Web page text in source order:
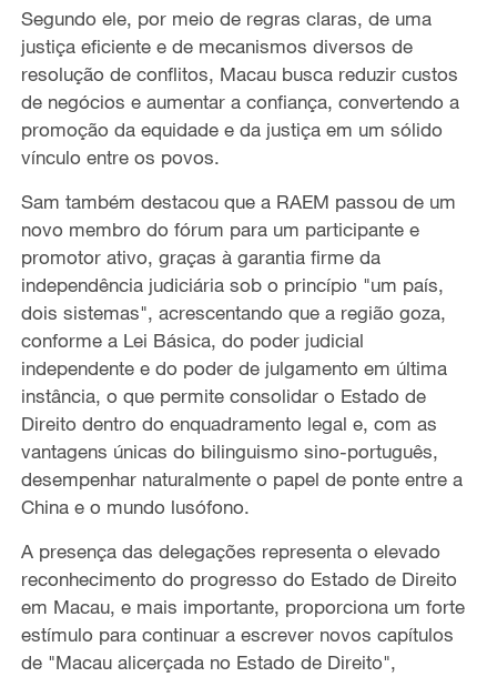
Segundo ele, por meio de regras claras, de uma
justiça eficiente e de mecanismos diversos de
resolução de conflitos, Macau busca reduzir custos
de negócios e aumentar a confiança, convertendo a
promoção da equidade e da justiça em um sólido
vínculo entre os povos.
Sam também destacou que a RAEM passou de um
novo membro do fórum para um participante e
promotor ativo, graças à garantia firme da
independência judiciária sob o princípio "um país,
dois sistemas", acrescentando que a região goza,
conforme a Lei Básica, do poder judicial
independente e do poder de julgamento em última
instância, o que permite consolidar o Estado de
Direito dentro do enquadramento legal e, com as
vantagens únicas do bilinguismo sino-português,
desempenhar naturalmente o papel de ponte entre a
China e o mundo lusófono.
A presença das delegações representa o elevado
reconhecimento do progresso do Estado de Direito
em Macau, e mais importante, proporciona um forte
estímulo para continuar a escrever novos capítulos
de "Macau alicerçada no Estado de Direito",